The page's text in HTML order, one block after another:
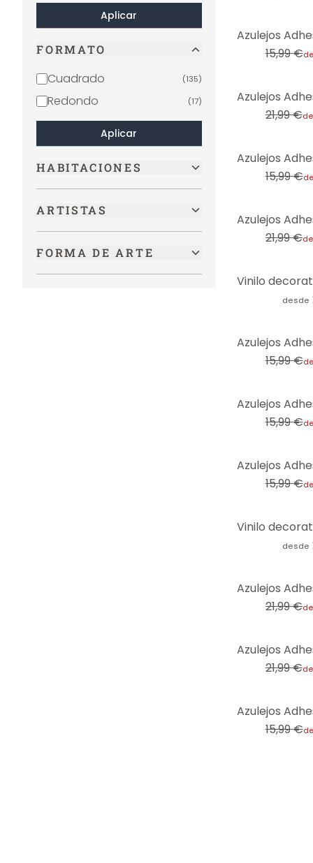
Romance y amor
Religión y cultura
Aplicar
FORMATO
Cuadrado (135)
Redondo (17)
Aplicar
HABITACIONES
ARTISTAS
FORMA DE ARTE
15,99 €
21,99 €
15,99 €
21,99 €
desde
15,99 €
15,99 €
15,99 €
desde
21,99 €
21,99 €
15,99 €